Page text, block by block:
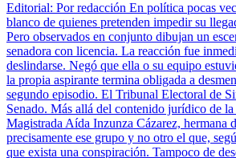
Editorial: Por redacción En política pocas
blanco de quienes pretenden impedir su
Pero observados en conjunto dibujan un
senadora con licencia. La reacción fue
deslindarse. Negó que ella o su equipo
la propia aspirante termina obligada a
segundo episodio. El Tribunal Electoral de
Senado. Más allá del contenido jurídico de
Magistrada Aída Inzunza Cázarez, hermana
precisamente ese grupo y no otro el que,
que exista una conspiración. Tampoco de